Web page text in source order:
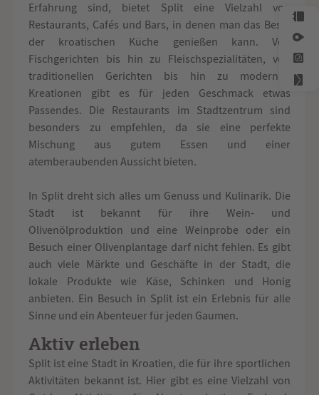
Erfahrung sind, bietet Split eine Vielzahl von
Restaurants, Cafés und Bars, in denen man das Beste
der kroatischen Küche genießen kann. Von
Fischgerichten bis hin zu Fleischspezialitäten, von
traditionellen Gerichten bis hin zu modernen
Kreationen gibt es für jeden Geschmack etwas
Passendes. Die Restaurants im Stadtzentrum sind
besonders zu empfehlen, da sie eine perfekte
Mischung aus gutem Essen und einer
atemberaubenden Aussicht bieten.
In Split dreht sich alles um Genuss und Kulinarik. Die
Stadt ist bekannt für ihre Wein- und
Olivenölproduktion und eine Weinprobe oder ein
Besuch einer Olivenplantage darf nicht fehlen. Es gibt
auch viele Märkte und Geschäfte in der Stadt, die
lokale Produkte wie Käse, Schinken und Honig
anbieten. Ein Besuch in Split ist ein Erlebnis für alle
Sinne und ein Abenteuer für jeden Gaumen.
Aktiv erleben
Split ist eine Stadt in Kroatien, die für ihre sportlichen
Aktivitäten bekannt ist. Hier gibt es eine Vielzahl von